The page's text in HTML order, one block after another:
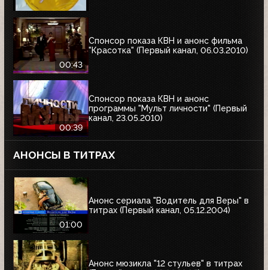
00:43
Спонсор показа КВН и анонс фильма
"Красотка" (Первый канал, 06.03.2010)
00:39
Спонсор показа КВН и анонс
программы "Мульт личности" (Первый
канал, 23.05.2010)
АНОНСЫ В ТИТРАХ
01:00
Анонс сериала "Водитель для Веры" в
титрах (Первый канал, 05.12.2004)
Анонс мюзикла "12 стульев" в титрах